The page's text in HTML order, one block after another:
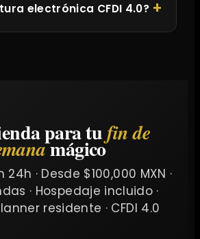
electrónica CFDI 4.0?
para tufin de
mágico
· Desde $100,000 MXN ·
· Hospedaje incluido ·
residente · CFDI 4.0